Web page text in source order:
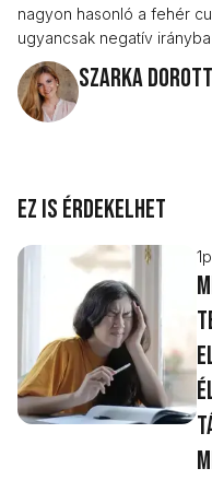
nagyon hasonló a fehér
ugyancsak negatív
Szarka
Ez is érdekelhet
1